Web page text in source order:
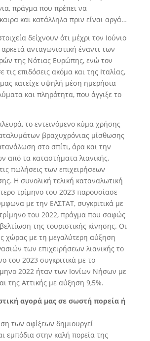
πράγμα που πρέπει να
και κατάλληλα πριν είναι αργά…
δείχνουν ότι μέχρι τον Ιούνιο
ανταγωνιστική έναντι των
της Νότιας Ευρώπης, ενώ τον
τις επιδόσεις ακόμα και της Ιταλίας,
κατείχε υψηλή μέση ημερήσια
και πληρότητα, που άγγιξε το
το εντεινόμενο κύμα χρήσης
βραχυχρόνιας μίσθωσης
στο σπίτι, άρα και την
από τα καταστήματα λιανικής,
πωλήσεις των επιχειρήσεων
Η συνολική τελική καταναλωτική
τρίμηνο του 2023 παρουσίασε
με την ΕΛΣΤΑΤ, συγκριτικά με
του 2022, πράγμα που σαφώς
της τουριστικής κίνησης. Οι
χώρας με τη μεγαλύτερη αύξηση
των επιχειρήσεων λιανικής το
του 2023 συγκριτικά με το
2022 ήταν των Ιονίων Νήσων με
της Αττικής με αύξηση 9,5%.
αγορά μας σε σωστή πορεία ή
των αφίξεων δημιουργεί
εμπόδια στην καλή πορεία της